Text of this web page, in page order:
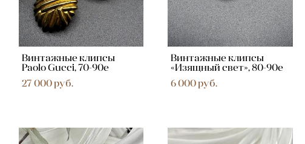
Винтажные клипсы
Paolo Gucci, 70-90е
27 000 pуб.
Винтажные клипсы
«Изящный свет», 80-90е
6 000 pуб.